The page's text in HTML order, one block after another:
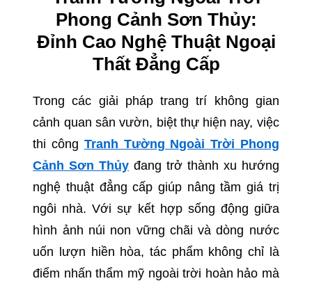
Phong Cảnh Sơn Thủy:
Đỉnh Cao Nghệ Thuật Ngoại
Thất Đẳng Cấp
Trong các giải pháp trang trí không gian
cảnh quan sân vườn, biệt thự hiện nay, việc
thi công Tranh Tường Ngoài Trời Phong
Cảnh Sơn Thủy đang trở thành xu hướng
nghệ thuật đẳng cấp giúp nâng tầm giá trị
ngôi nhà. Với sự kết hợp sống động giữa
hình ảnh núi non vững chãi và dòng nước
uốn lượn hiền hòa, tác phẩm không chỉ là
điểm nhấn thẩm mỹ ngoài trời hoàn hảo mà